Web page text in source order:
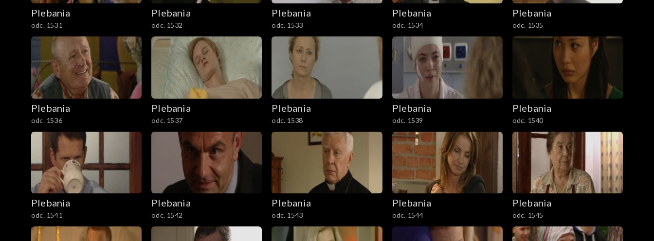
Plebania
odc. 1531
Plebania
odc. 1532
Plebania
odc. 1533
Plebania
odc. 1534
Plebania
odc. 1535
Plebania
odc. 1536
Plebania
odc. 1537
Plebania
odc. 1538
Plebania
odc. 1539
Plebania
odc. 1540
Plebania
odc. 1541
Plebania
odc. 1542
Plebania
odc. 1543
Plebania
odc. 1544
Plebania
odc. 1545